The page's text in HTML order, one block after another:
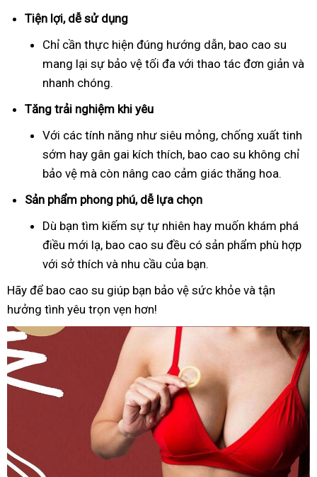
Tiện lợi, dễ sử dụng
Chỉ cần thực hiện đúng hướng dẫn, bao cao su
mang lại sự bảo vệ tối đa với thao tác đơn giản và
nhanh chóng.
Tăng trải nghiệm khi yêu
Với các tính năng như siêu mỏng, chống xuất tinh
sớm hay gân gai kích thích, bao cao su không chỉ
bảo vệ mà còn nâng cao cảm giác thăng hoa.
Sản phẩm phong phú, dễ lựa chọn
Dù bạn tìm kiếm sự tự nhiên hay muốn khám phá
điều mới lạ, bao cao su đều có sản phẩm phù hợp
với sở thích và nhu cầu của bạn.
Hãy để bao cao su giúp bạn bảo vệ sức khỏe và tận
hưởng tình yêu trọn vẹn hơn!